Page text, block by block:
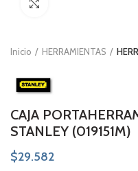
Inicio HERRAMIENTAS
CAJA
STANLEY (019151M)
$29.582